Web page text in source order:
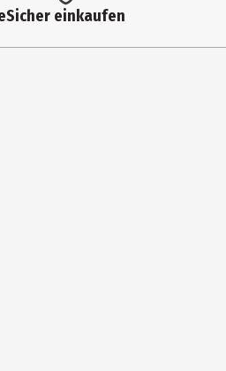
Sicher einkaufen